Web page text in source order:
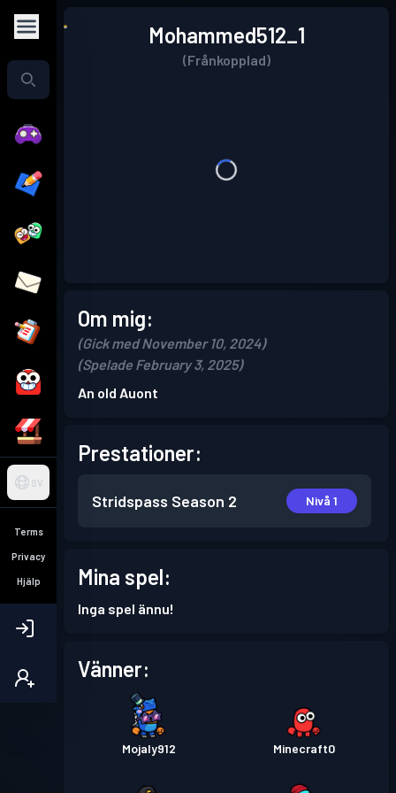
SV
Terms
Privacy
Hjälp
Mohammed512_1
(Frånkopplad)
Om mig:
(Gick med November 10, 2024)
(Spelade February 3, 2025)
An old Auont
Prestationer:
Stridspass Season 2 Nivå 1
Mina spel:
Inga spel ännu!
Vänner:
Mojaly912 Minecraft0